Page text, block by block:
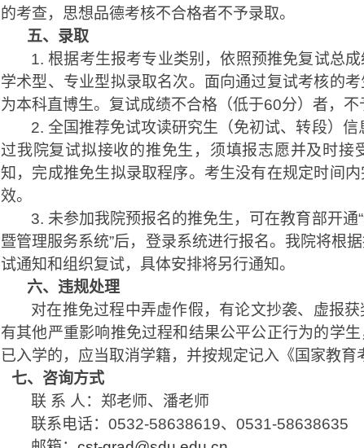
的考查，思想品德考核不合格者不予录取。
五、录取
1.根据考生报考专业类别，依照预推免复试总
学术型、专业型拟录取名次。面向通过复试考核的
为本科直博生。复试成绩不合格（低于60分）者，不
2. 全国推荐免试攻读研究生（免初试、转段）
过我院复试拟接收的推免生，须填报志愿并及时接
知，完成推免生拟录取程序。考生没有在规定时间
效。
3. 未参加我院预报名的推免生，可在教育部开通“
暨管理服务系统”后，登录系统进行报名。我院将根
试通知和组织复试，具体安排将另行通知。
六、违规处理
对在推免过程中弄虚作假，有论文抄袭、虚报
有其他严重影响推免过程和结果公平公正行为的学
已入学的，应当取消学籍，并按规定记入《国家教育
七、咨询方式
联 系 人：郑老师、潘老师
联系电话： 0532-58638619、 0531-58638635